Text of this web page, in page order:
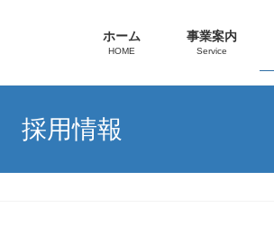
ホーム
HOME
事業案内
Service
採用情報